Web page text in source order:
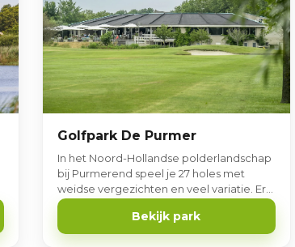
Golfpark De Purmer
In het Noord-Hollandse polderlandschap
bij Purmerend speel je 27 holes met
weidse vergezichten en veel variatie. Er
is ook een kleine 9-holes PAR 3 baan.
Bekijk park